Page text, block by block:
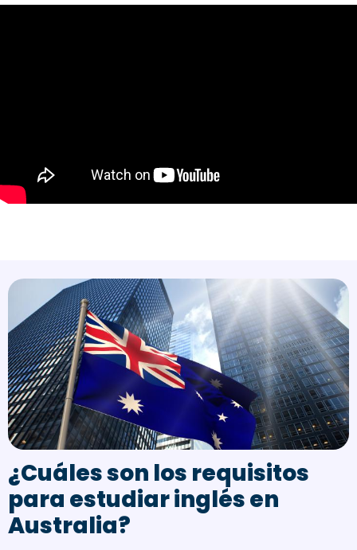
¿Cuáles son los requisitos
para estudiar inglés en
Australia?